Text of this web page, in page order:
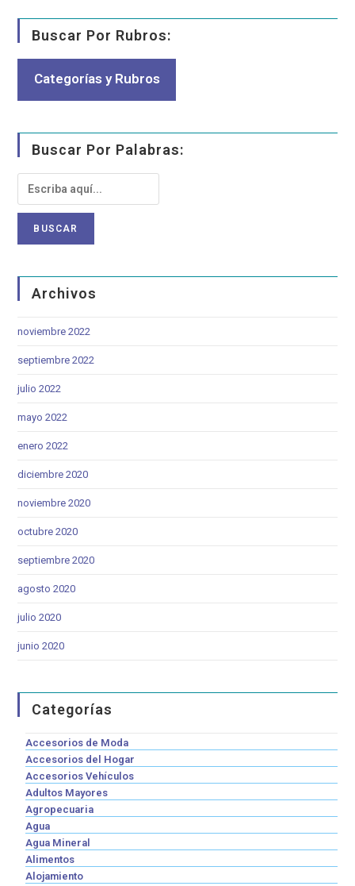
Buscar Por Rubros:
Categorías y Rubros
Buscar Por Palabras:
Archivos
noviembre 2022
septiembre 2022
julio 2022
mayo 2022
enero 2022
diciembre 2020
noviembre 2020
octubre 2020
septiembre 2020
agosto 2020
julio 2020
junio 2020
Categorías
Accesorios de Moda
Accesorios del Hogar
Accesorios Vehículos
Adultos Mayores
Agropecuaria
Agua
Agua Mineral
Alimentos
Alojamiento